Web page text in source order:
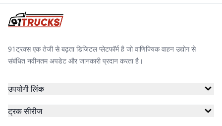
91ट्रक्स एक तेजी से बढ़ता डिजिटल प्लेटफॉर्म है जो वाणिज्यिक वाहन उद्योग से
संबंधित नवीनतम अपडेट और जानकारी प्रदान करता है।
उपयोगी लिंक
ट्रक सीरीज